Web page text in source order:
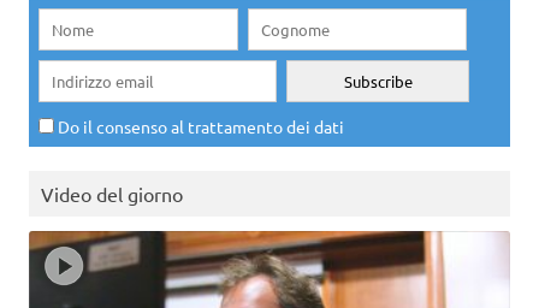
Do il consenso al trattamento dei dati
Video del giorno